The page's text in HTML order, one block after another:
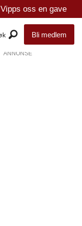
Vipps oss en gave
Bli medlem
ANNONSE